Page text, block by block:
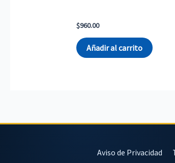
$960.00
Añadir al carrito
Aviso de Privacidad